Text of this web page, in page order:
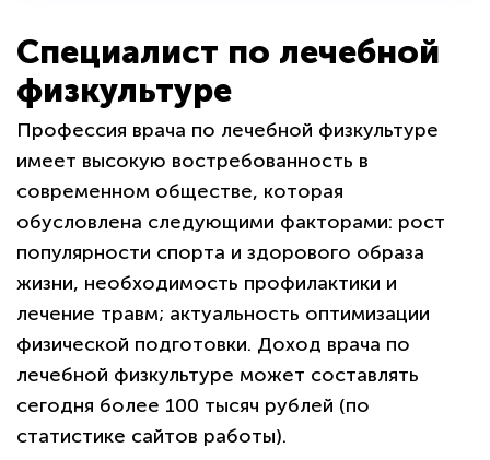
Специалист по лечебной
физкультуре
Профессия врача по лечебной физкультуре
имеет высокую востребованность в
современном обществе, которая
обусловлена следующими факторами: рост
популярности спорта и здорового образа
жизни, необходимость профилактики и
лечение травм; актуальность оптимизации
физической подготовки. Доход врача по
лечебной физкультуре может составлять
сегодня более 100 тысяч рублей (по
статистике сайтов работы).